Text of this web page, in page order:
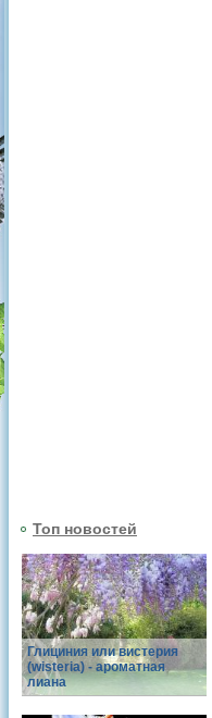
Топ новостей
Глициния или вистерия
(wisteria) - ароматная
лиана